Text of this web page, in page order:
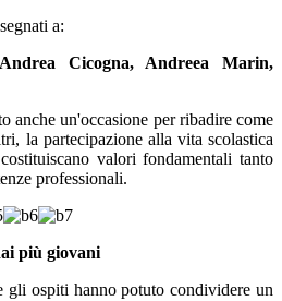
a:
Cicogna, Andreea Marin,
anche un'occasione per ribadire come
la partecipazione alla vita scolastica
valori fondamentali tanto
professionali.
più giovani
gli ospiti hanno potuto condividere un